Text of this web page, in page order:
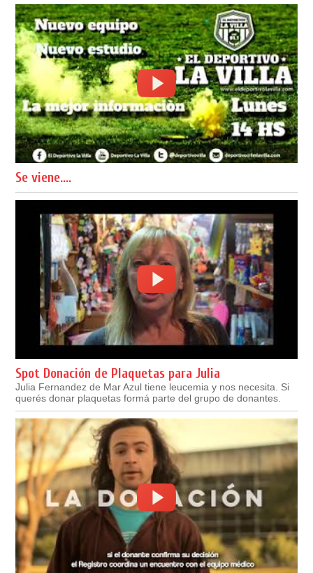
Se viene....
Spot Donación de Plaquetas para Julia
Julia Fernandez de Mar Azul tiene leucemia y nos necesita. Si
querés donar plaquetas formá parte del grupo de donantes.